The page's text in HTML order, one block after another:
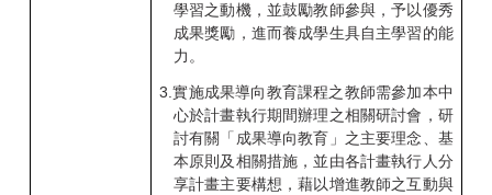
學習之動機，並鼓勵教師參與，予以優秀
成果獎勵，進而養成學生具自主學習的能
力。
3.實施成果導向教育課程之教師需參加本中
心於計畫執行期間辦理之相關研討會，研
討有關「成果導向教育」之主要理念、基
本原則及相關措施，並由各計畫執行人分
享計畫主要構想，藉以增進教師之互動與